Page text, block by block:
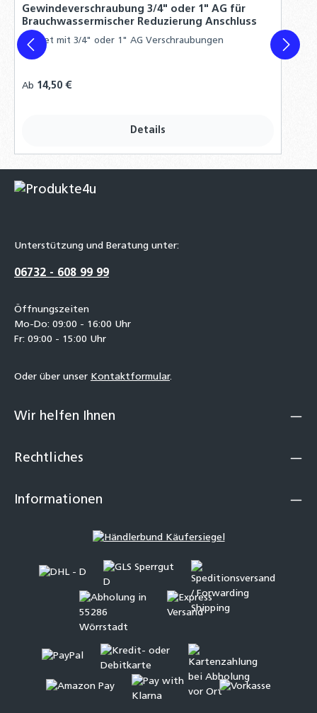
Gewindeverschraubung 3/4" oder 1" AG für
Brauchwassermischer Reduzierung Anschluss
3er Set mit 3/4" oder 1" AG Verschraubungen
Regulärer Preis:
Ab 14,50 €
Details
Unterstützung und Beratung unter:
06732 - 608 99 99
Öffnungszeiten
Mo-Do: 09:00 - 16:00 Uhr
Fr: 09:00 - 15:00 Uhr
Oder über unser Kontaktformular.
Wir helfen Ihnen
Rechtliches
Informationen